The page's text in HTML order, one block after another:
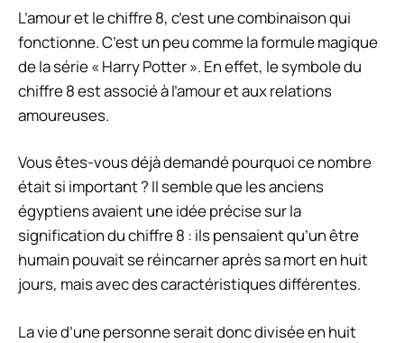
L’amour et le chiffre 8, c’est une combinaison qui
fonctionne. C’est un peu comme la formule magique
de la série « Harry Potter ». En effet, le symbole du
chiffre 8 est associé à l’amour et aux relations
amoureuses.
Vous êtes-vous déjà demandé pourquoi ce nombre
était si important ? Il semble que les anciens
égyptiens avaient une idée précise sur la
signification du chiffre 8 : ils pensaient qu’un être
humain pouvait se réincarner après sa mort en huit
jours, mais avec des caractéristiques différentes.
La vie d’une personne serait donc divisée en huit